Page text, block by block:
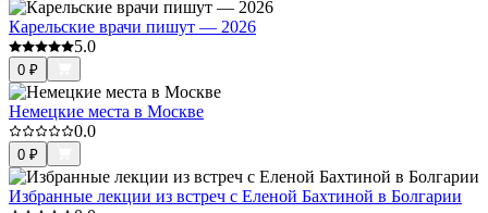
Карельские врачи пишут — 2026
5.0
0 ₽
Немецкие места в Москве
0.0
0 ₽
Избранные лекции из встреч с Еленой Бахтиной в Болгарии